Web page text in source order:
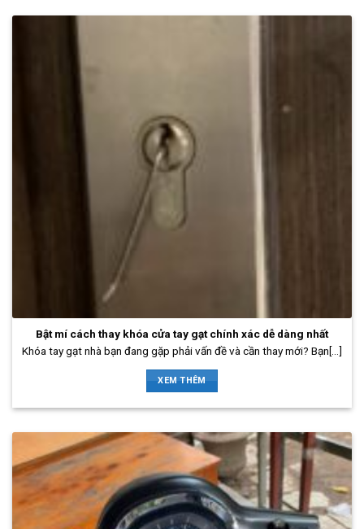
Bật mí cách thay khóa cửa tay gạt chính xác dễ dàng nhất
Khóa tay gạt nhà bạn đang gặp phải vấn đề và cần thay mới? Bạn[...]
XEM THÊM